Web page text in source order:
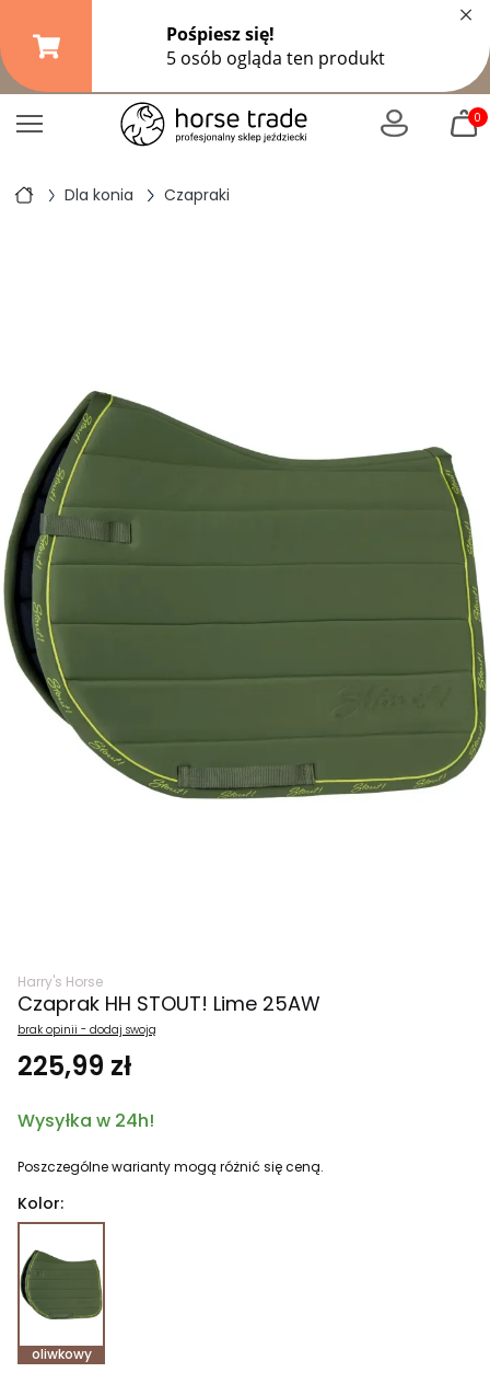
Darmowa dostawa od149,99 zł
299 złpozostałe formy wysyłki
×
0
Dla konia Czapraki
Harry's Horse
Czaprak HH STOUT! Lime 25AW
brak opinii - dodaj swoją
225,99 zł
Wysyłka w 24h!
Poszczególne warianty mogą różnić się ceną.
Kolor:
oliwkowy